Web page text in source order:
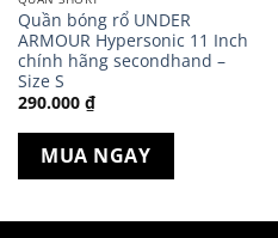
Quần bóng rổ UNDER
ARMOUR Hypersonic 11 Inch
chính hãng secondhand –
Size S
290.000 ₫
MUA NGAY